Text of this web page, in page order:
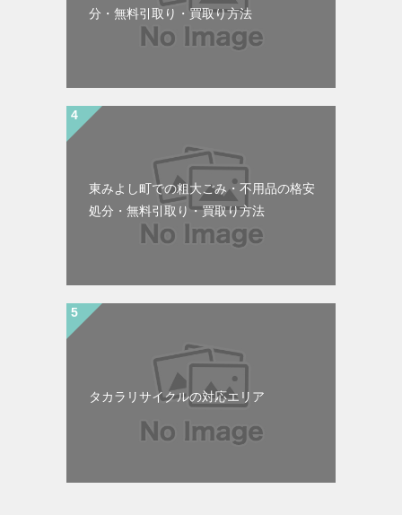
分・無料引取り・買取り方法
東みよし町での粗大ごみ・不用品の格安
処分・無料引取り・買取り方法
タカラリサイクルの対応エリア